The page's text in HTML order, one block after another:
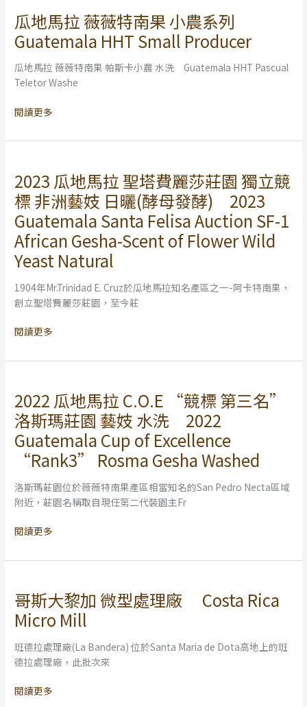
Lerida
瓜地馬拉 薇薇特南果 小農系列
Guatemala HHT Small Producer
瓜地馬拉 薇薇特南果 帕斯卡小農 水洗 Guatemala HHT Pascual
Teletor Washe
瓜
地
馬
拉
薇
特
果
系
列
Guatemala
HHT
Small
Producer
閱讀更多
2023 瓜地馬拉 聖塔費麗莎莊園 獨立競
標 非洲藝妓 日曬(酵母發酵) 2023
Guatemala Santa Felisa Auction SF-1
African Gesha-Scent of Flower Wild
Yeast Natural
1904年Mr.Trinidad E. Cruz於瓜地馬拉知名產區之一-阿卡特南果，
創立聖塔費麗莎莊園，至今莊
2023
瓜
地
馬
拉
聖
塔
費
麗
莊
獨
標
非
洲
藝
曬
(酵
母
發
Santa
Felisa
Auction
SF-
1
Gesha-
閱讀更多
2022 瓜地馬拉 C.O.E “競標 第三名”
洛斯瑪莊園 藝妓 水洗 2022
Guatemala Cup of Excellence
“Rank3” Rosma Gesha Washed
洛斯瑪莊園位於薇薇特南果產區相當知名的San Pedro Necta區域
附近，莊園名稱取自現任第二代裝園主Fr
2022
瓜
地
馬
“競
標
三
洛
瑪
莊
園
妓
水
洗
2022
閱讀更多
哥斯大黎加 微型處理廠 Costa Rica
Micro Mill
班德拉處理廠(La Bandera) 位於Santa Maria de Dota高地上的班
德拉處理廠，此批次來
哥
斯
大
黎
加
型
閱讀更多